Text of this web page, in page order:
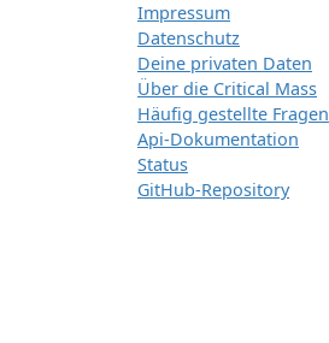
Impressum
Datenschutz
Deine privaten Daten
Über die Critical Mass
Häufig gestellte Fragen
Api-Dokumentation
Status
GitHub-Repository